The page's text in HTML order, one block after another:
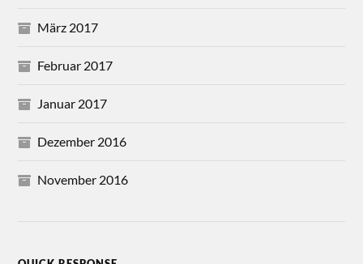
März 2017
Februar 2017
Januar 2017
Dezember 2016
November 2016